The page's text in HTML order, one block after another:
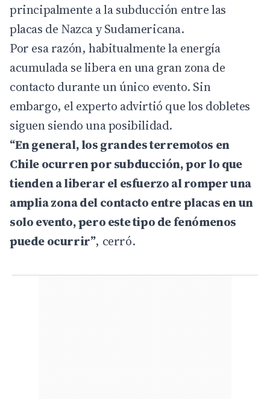
principalmente a la subducción entre las
placas de Nazca y Sudamericana.
Por esa razón, habitualmente la energía
acumulada se libera en una gran zona de
contacto durante un único evento. Sin
embargo, el experto advirtió que los dobletes
siguen siendo una posibilidad.
“En general, los grandes terremotos en
Chile ocurren por subducción, por lo que
tienden a liberar el esfuerzo al romper una
amplia zona del contacto entre placas en un
solo evento, pero este tipo de fenómenos
puede ocurrir”, cerró.